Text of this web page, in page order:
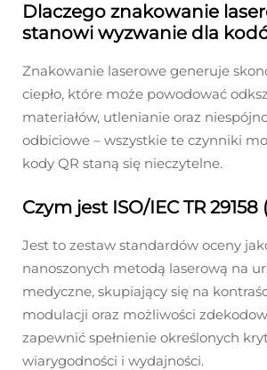
Dlaczego znakowanie
stanowi wyzwanie dla
Znakowanie laserowe generuje
ciepło, które może powodować
materiałów, utlenianie oraz
odbiciowe – wszystkie te czynniki
kody QR staną się nieczytelne.
Czym jest ISO/IEC TR
Jest to zestaw standardów oceny
nanoszonych metodą laserową na
medyczne, skupiający się na
modulacji oraz możliwości
zapewnić spełnienie określonych
wiarygodności i wydajności.